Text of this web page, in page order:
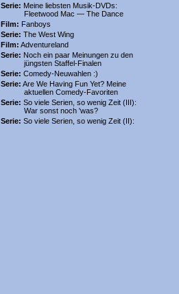
Serie: Meine liebsten Musik-DVDs:
Fleetwood Mac — The Dance
Film: Fanboys
Serie: The West Wing
Film: Adventureland
Serie: Noch ein paar Meinungen zu den
jüngsten Staffel-Finalen
Serie: Comedy-Neuwahlen :)
Serie: Are We Having Fun Yet? Meine
aktuellen Comedy-Favoriten
Serie: So viele Serien, so wenig Zeit (III):
War sonst noch 'was?
Serie: So viele Serien, so wenig Zeit (II):